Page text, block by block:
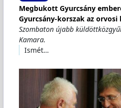
Megbukott Gyurcsány
Gyurcsány-korszak az orvosi
Szombaton újabb
Kamara.
Ismét…